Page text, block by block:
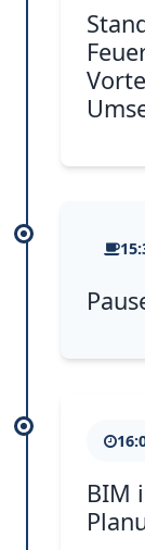
BIM